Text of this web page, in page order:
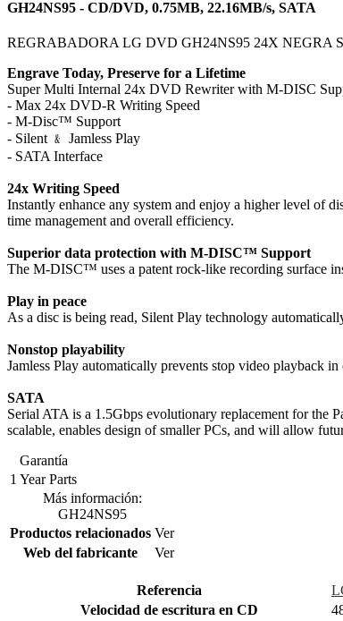
GH24NS95 - CD/DVD, 0.75MB, 22.16MB/s, SATA
REGRABADORA LG DVD GH24NS95 24X NEGRA
Engrave Today, Preserve for a Lifetime
Super Multi Internal 24x DVD Rewriter with M-DISC
- Max 24x DVD-R Writing Speed
- M-Disc™ Support
- Silent ﹠ Jamless Play
- SATA Interface
24x Writing Speed
Instantly enhance any system and enjoy a higher level of
time management and overall efficiency.
Superior data protection with M-DISC™ Support
The M-DISC™ uses a patent rock-like recording surface
Play in peace
As a disc is being read, Silent Play technology
Nonstop playability
Jamless Play automatically prevents stop video playback
SATA
Serial ATA is a 1.5Gbps evolutionary replacement for the
scalable, enables design of smaller PCs, and will allow
Garantía
1 Year Parts
Más información:
GH24NS95
Productos relacionados Ver
Web del fabricante
Ver
Referencia
Velocidad de escritura en CD